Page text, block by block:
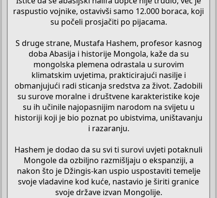
raspustio vojnike, ostavivši samo 12.000 boraca, koji
su počeli prosjačiti po pijacama.
S druge strane, Mustafa Hashem, profesor kasnog
doba Abasija i historije Mongola, kaže da su
mongolska plemena odrastala u surovim
klimatskim uvjetima, prakticirajući nasilje i
obmanjujući radi sticanja sredstva za život. Zadobili
su surove moralne i društvene karakteristike koje
su ih učinile najopasnijim narodom na svijetu u
historiji koji je bio poznat po ubistvima, uništavanju
i razaranju.
Hashem je dodao da su svi ti surovi uvjeti potaknuli
Mongole da ozbiljno razmišljaju o ekspanziji, a
nakon što je Džingis-kan uspio uspostaviti temelje
svoje vladavine kod kuće, nastavio je širiti granice
svoje države izvan Mongolije.